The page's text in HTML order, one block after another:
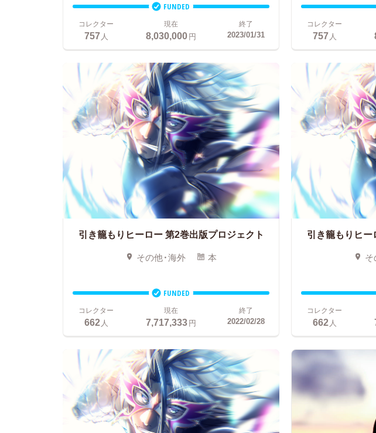
FUNDED
コレクター
757人
現在
8,030,000円
終了
2023/01/31
コレクター
757人
引き籠もりヒーロー第2巻出版プロジェクト
その他・海外 本
FUNDED
コレクター
662人
現在
7,717,333円
終了
2022/02/28
引き籠もりヒー
そ
コレクター
662人